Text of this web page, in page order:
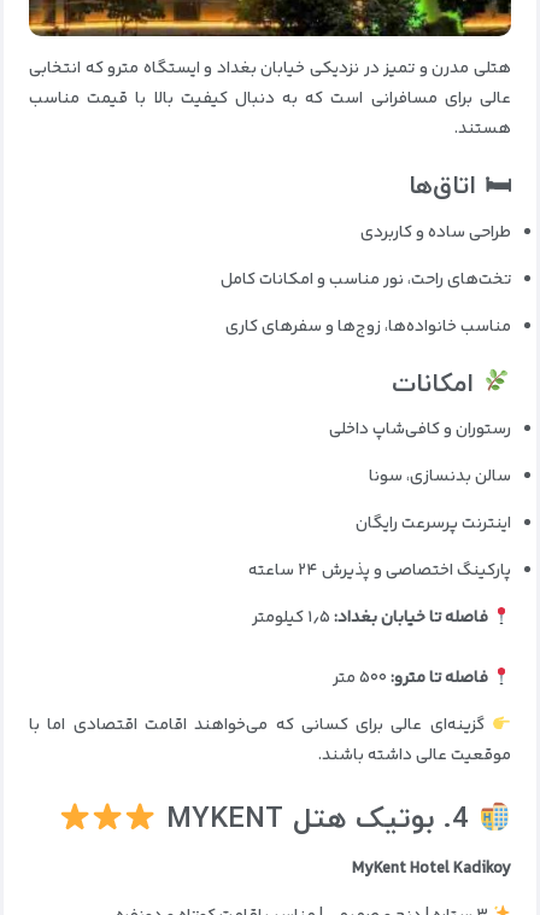
هتلی مدرن و تمیز در نزدیکی خیابان بغداد و ایستگاه مترو که انتخابی
عالی برای مسافرانی است که به دنبال کیفیت بالا با قیمت مناسب
هستند.
🛏 اتاق‌ها
طراحی ساده و کاربردی
تخت‌های راحت، نور مناسب و امکانات کامل
مناسب خانواده‌ها، زوج‌ها و سفرهای کاری
امکانات
رستوران و کافی‌شاپ داخلی
سالن بدنسازی، سونا
اینترنت پرسرعت رایگان
پارکینگ اختصاصی و پذیرش ۲۴ ساعته
فاصله تا خیابان بغداد:۱٫۵ کیلومتر
فاصله تا مترو:۵۰۰ متر
گزینه‌ای عالی برای کسانی که می‌خواهند اقامت اقتصادی اما با
موقعیت عالی داشته باشند.
MyKent Hotel Kadikoy